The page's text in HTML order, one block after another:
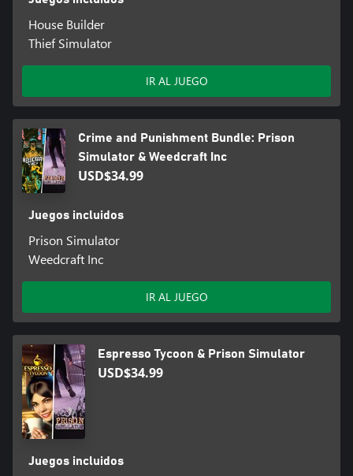
House Builder
Thief Simulator
IR AL JUEGO
Crime and Punishment Bundle: Prison
Simulator & Weedcraft Inc
USD$34.99
Juegos incluidos
Prison Simulator
Weedcraft Inc
IR AL JUEGO
Espresso Tycoon & Prison Simulator
USD$34.99
Juegos incluidos